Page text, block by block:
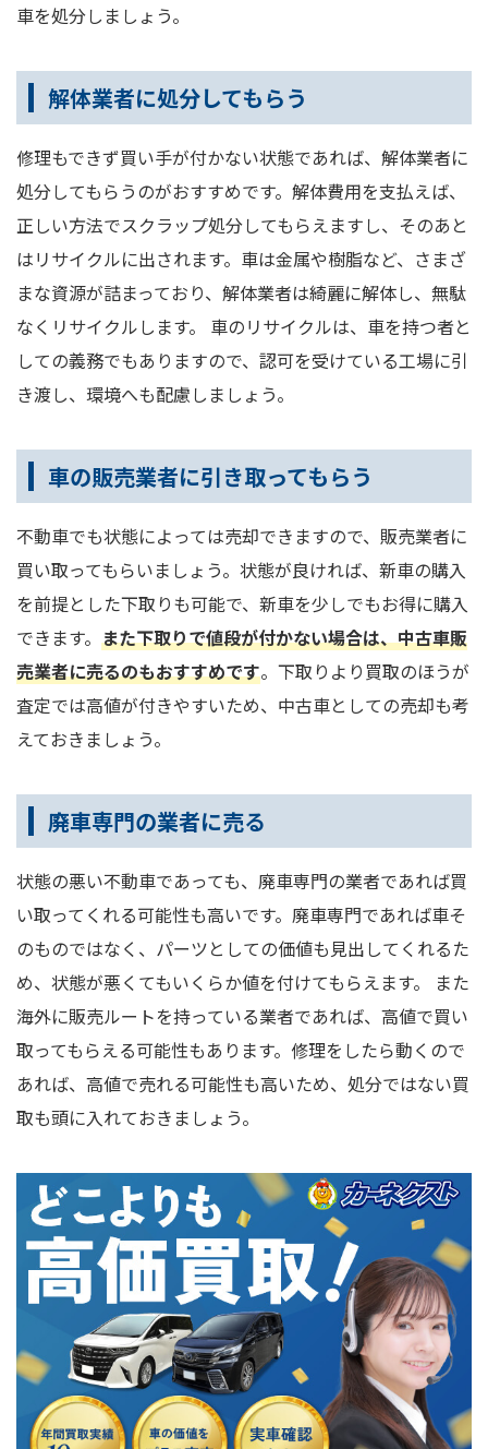
車を処分しましょう。
解体業者に処分してもらう
修理もできず買い手が付かない状態であれば、解体業者に
処分してもらうのがおすすめです。解体費用を支払えば、
正しい方法でスクラップ処分してもらえますし、そのあと
はリサイクルに出されます。車は金属や樹脂など、さまざ
まな資源が詰まっており、解体業者は綺麗に解体し、無駄
なくリサイクルします。 車のリサイクルは、車を持つ者と
しての義務でもありますので、認可を受けている工場に引
き渡し、環境へも配慮しましょう。
車の販売業者に引き取ってもらう
不動車でも状態によっては売却できますので、販売業者に
買い取ってもらいましょう。状態が良ければ、新車の購入
を前提とした下取りも可能で、新車を少しでもお得に購入
できます。 また下取りで値段が付かない場合は、中古車販
売業者に売るのもおすすめです。下取りより買取のほうが
査定では高値が付きやすいため、中古車としての売却も考
えておきましょう。
廃車専門の業者に売る
状態の悪い不動車であっても、廃車専門の業者であれば買
い取ってくれる可能性も高いです。廃車専門であれば車そ
のものではなく、パーツとしての価値も見出してくれるた
め、状態が悪くてもいくらか値を付けてもらえます。 また
海外に販売ルートを持っている業者であれば、高値で買い
取ってもらえる可能性もあります。修理をしたら動くので
あれば、高値で売れる可能性も高いため、処分ではない買
取も頭に入れておきましょう。